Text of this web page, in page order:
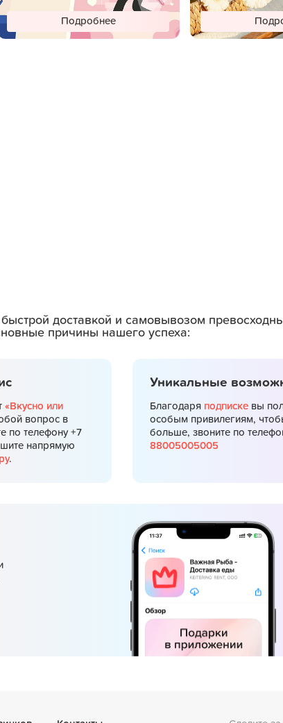
Подробнее
доставкой и самовывозом
причины нашего успеха:
«Вкусно или
вопрос в
по телефону +7
напрямую
.
Уникальные
Благодаря подписке вы
особым привилегиям,
больше, звоните по
88005005005